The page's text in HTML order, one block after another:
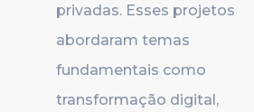
privadas. Esses projetos
abordaram temas
fundamentais como
transformação digital,